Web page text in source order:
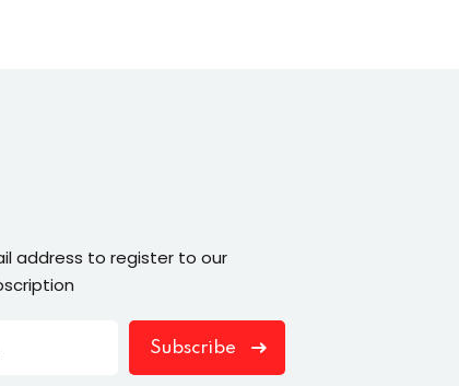
address to register to our
Subscribe